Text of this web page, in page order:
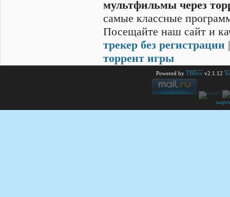
мультфильмы через
самые классные
Посещайте наш сайт и
трекер без регистрации
торрент игры
Powered by TBDev v2.1.12